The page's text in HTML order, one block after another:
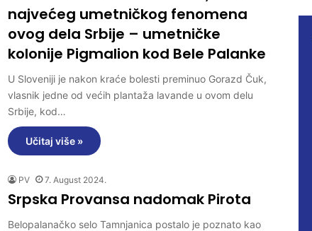
najvećeg umetničkog fenomena
ovog dela Srbije – umetničke
kolonije Pigmalion kod Bele Palanke
U Sloveniji je nakon kraće bolesti preminuo Gorazd Čuk,
vlasnik jedne od većih plantaža lavande u ovom delu
Srbije, kod…
Učitaj više »
PV 7. August 2024.
Srpska Provansa nadomak Pirota
Belopalanačko selo Tamnjanica postalo je poznato kao